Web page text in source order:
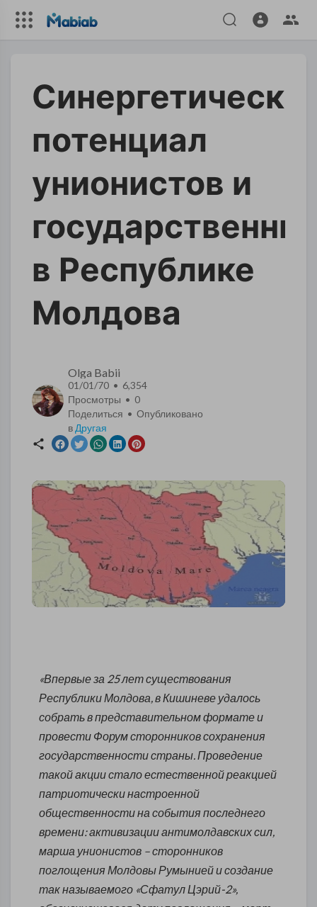
потенциал
унионистов и
в Республике
Молдова
Olga Babii
01/01/70 • 6,354
Просмотры • 0
Поделиться • Опубликовано
в Другая
«Впервые за 25 лет существования
Республики Молдова, в Кишиневе удалось
собрать в представительном формате и
провести Форум сторонников сохранения
государственности страны. Проведение
такой акции стало естественной реакцией
патриотически настроенной
общественности на события последнего
времени: активизации антимолдавских сил,
марша унионистов – сторонников
поглощения Молдовы Румынией и создание
так называемого «Сфатул Цэрий-2»,